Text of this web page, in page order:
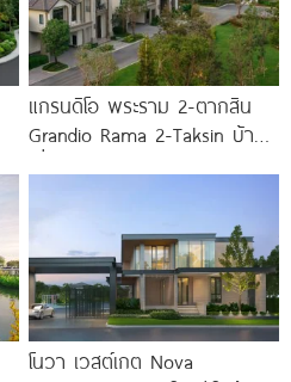
แกรนดิโอ พระราม 2-ตากสิน
Grandio Rama 2-Taksin บ้าน
โนวา เวสต์เกต Nova